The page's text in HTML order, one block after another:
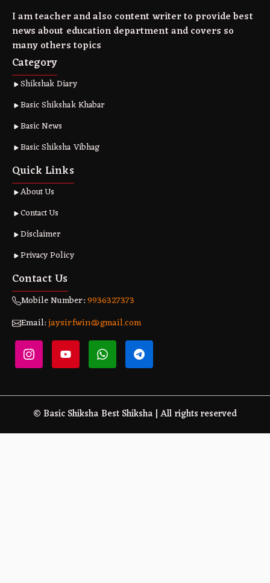
I am teacher and also content writer to provide best
news about education department and covers so
many others topics
Category
Shikshak Diary
Basic Shikshak Khabar
Basic News
Basic Shiksha Vibhag
Quick Links
About Us
Contact Us
Disclaimer
Privacy Policy
Contact Us
Mobile Number:9936327373
Email:jaysirfwin@gmail.com
© Basic Shiksha Best Shiksha | All rights reserved